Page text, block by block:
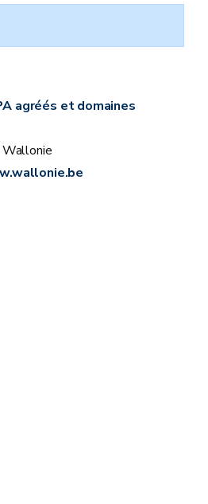
agréés et domaines
Wallonie